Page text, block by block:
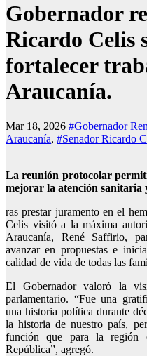
Gobernador
Ricardo Celis
fortalecer
Araucanía.
Mar 18, 2026 #Gobernador
Araucanía, #Senador Ricardo
La reunión protocolar
mejorar la atención sanitaria
ras prestar juramento en el
Celis visitó a la máxima
Araucanía, René Saffirio,
avanzar en propuestas e
calidad de vida de todas las
El Gobernador valoró la
parlamentario. “Fue una
una historia política durante
la historia de nuestro país,
función que para la región
República”, agregó.